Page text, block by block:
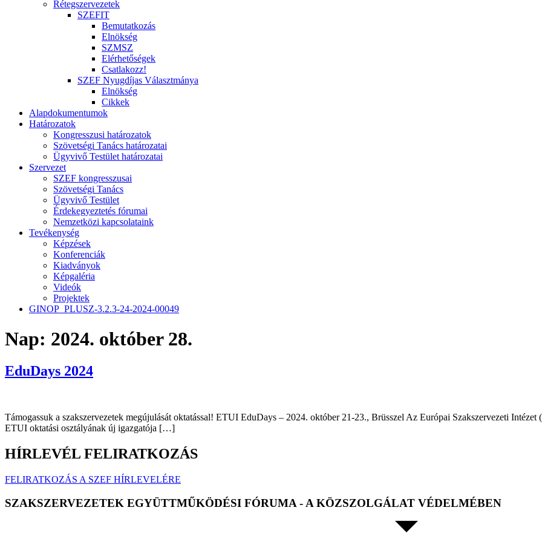
Rétegszervezetek
SZEFIT
Bemutatkozás
Elnökség
SZMSZ
Elérhetőségek
Csatlakozz!
SZEF Nyugdíjas Választmánya
Elnökség
Cikkek
Alapdokumentumok
Határozatok
Kongresszusi határozatok
Szövetségi Tanács határozatai
Ügyvivő Testület határozatai
Szervezet
SZEF kongresszusai
Szövetségi Tanács
Ügyvivő Testület
Érdekegyeztetés fórumai
Nemzetközi kapcsolataink
Tevékenység
Képzések
Konferenciák
Kiadványok
Képgaléria
Videók
Projektek
GINOP_PLUSZ-3.2.3-24-2024-00049
Nap: 2024. október 28.
EduDays 2024
Támogassuk a szakszervezetek megújulását oktatással! ETUI EduDays – 2024. október 21-23., Brüsszel Az Európai Szakszervezeti
ETUI oktatási osztályának új igazgatója […]
HÍRLEVÉL FELIRATKOZÁS
FELIRATKOZÁS A SZEF HÍRLEVELÉRE
SZAKSZERVEZETEK EGYÜTTMŰKÖDÉSI FÓRUMA - A KÖZSZOLGÁLAT VÉDELMÉBEN